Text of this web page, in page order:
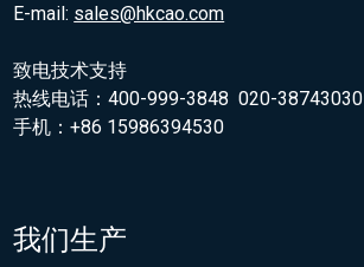
E-mail: sales@hkcao.com
致电技术支持
热线电话：400-999-3848 020-38743030
手机：+86 15986394530
我们生产